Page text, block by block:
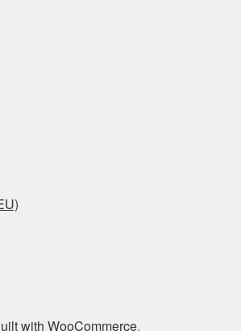
with WooCommerce.